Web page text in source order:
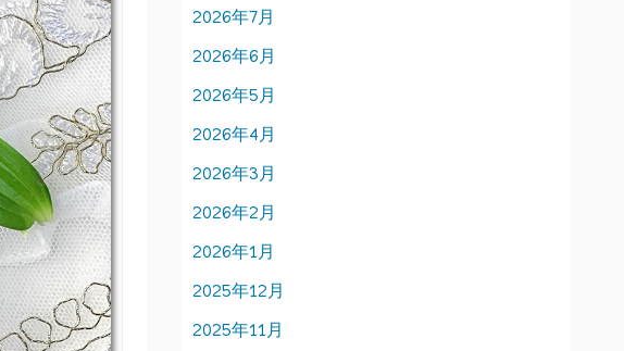
2026年7月
2026年6月
2026年5月
2026年4月
2026年3月
2026年2月
2026年1月
2025年12月
2025年11月